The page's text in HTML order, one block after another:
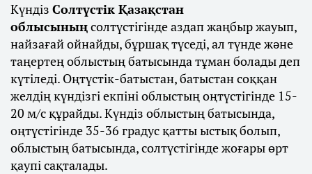
Күндіз Солтүстік Қазақстан
облысыныңсолтүстігінде аздап жаңбыр жауып,
найзағай ойнайды, бұршақ түседі, ал түнде және
таңертең облыстың батысында тұман болады деп
күтіледі. Оңтүстік-батыстан, батыстан соққан
желдің күндізгі екпіні облыстың оңтүстігінде 15-
20 м/с құрайды. Күндіз облыстың батысында,
оңтүстігінде 35-36 градус қатты ыстық болып,
облыстың батысында, солтүстігінде жоғары өрт
қаупі сақталады.